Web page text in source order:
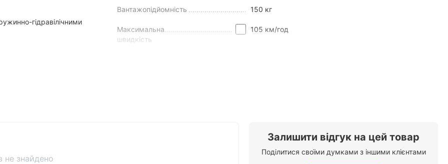
гідравілічними
Вантажопідйомність 150 кг
Максимальна
швидкість
105 км/год
не знайдено
Залишити відгук на цей товар
Поділитися своїми думками з іншими клієнтами